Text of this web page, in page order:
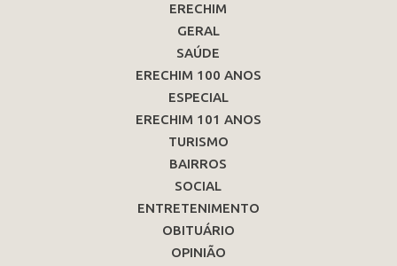
ERECHIM
GERAL
SAÚDE
ERECHIM 100 ANOS
ESPECIAL
ERECHIM 101 ANOS
TURISMO
BAIRROS
SOCIAL
ENTRETENIMENTO
OBITUÁRIO
OPINIÃO